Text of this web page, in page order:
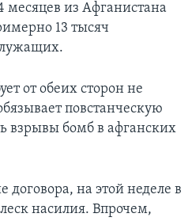
месяцев из Афганистана
13 тысяч
от обеих сторон не
повстанческую
взрывы бомб в афганских
договора, на этой неделе в
насилия. Впрочем,